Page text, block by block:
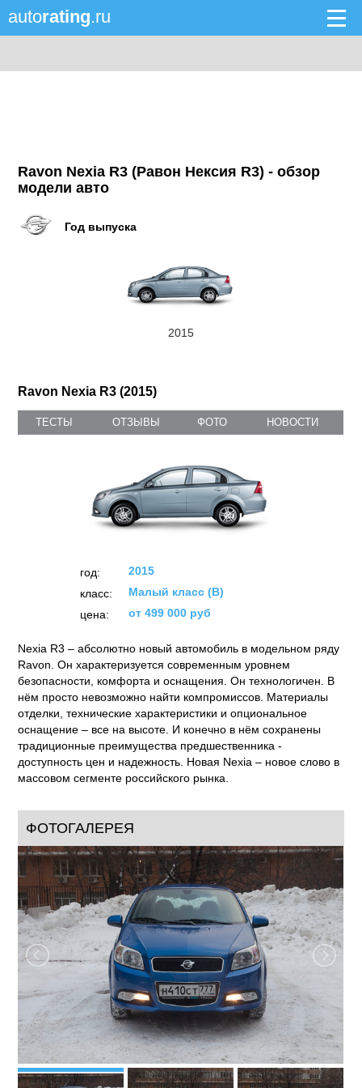
autorating.ru
Ravon Nexia R3 (Равон Нексия R3) - обзор
модели авто
Год выпуска
2015
Ravon Nexia R3 (2015)
ТЕСТЫ ОТЗЫВЫ ФОТО НОВОСТИ
год:
2015
класс:
Малый класс (B)
цена:
от 499 000 руб
Nexia R3 – абсолютно новый автомобиль в модельном ряду
Ravon. Он характеризуется современным уровнем
безопасности, комфорта и оснащения. Он технологичен. В
нём просто невозможно найти компромиссов. Материалы
отделки, технические характеристики и опциональное
оснащение – все на высоте. И конечно в нём сохранены
традиционные преимущества предшественника -
доступность цен и надежность. Новая Nexia – новое слово в
массовом сегменте российского рынка.
ФОТОГАЛЕРЕЯ